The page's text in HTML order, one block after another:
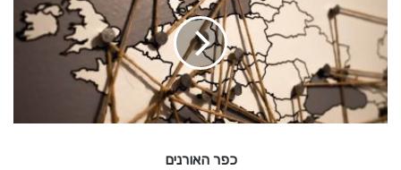
ה
א
ו
ר
נ
י
כפר האורנים